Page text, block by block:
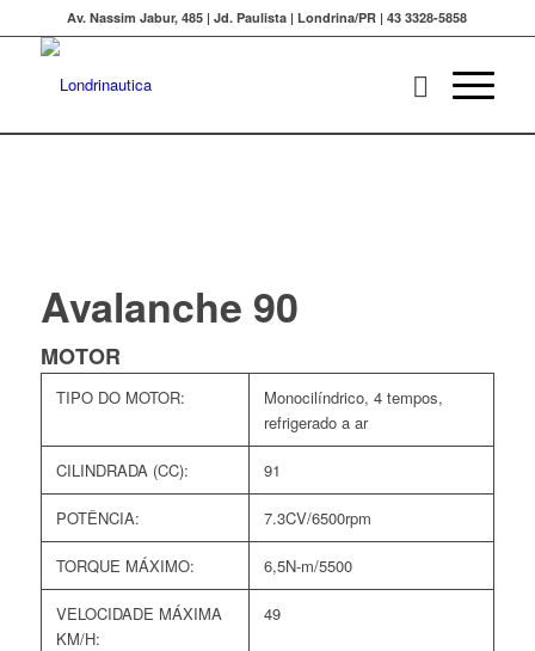
Av. Nassim Jabur, 485 | Jd. Paulista | Londrina/PR | 43 3328-5858
Avalanche 90
MOTOR
TIPO DO MOTOR:
Monocilíndrico, 4 tempos,
refrigerado a ar
CILINDRADA (CC): 91
POTÊNCIA: 7.3CV/6500rpm
TORQUE MÁXIMO: 6,5N-m/5500
VELOCIDADE MÁXIMA
KM/H:
49